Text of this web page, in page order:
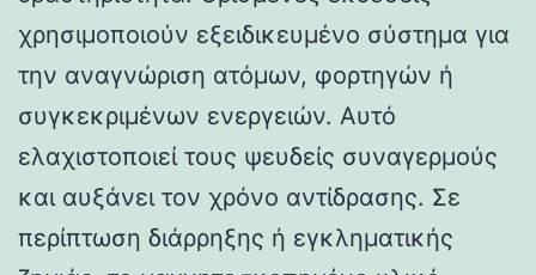
χρησιμοποιούν εξειδικευμένο σύστημα για
την αναγνώριση ατόμων, φορτηγών ή
συγκεκριμένων ενεργειών. Αυτό
ελαχιστοποιεί τους ψευδείς συναγερμούς
και αυξάνει τον χρόνο αντίδρασης. Σε
περίπτωση διάρρηξης ή εγκληματικής